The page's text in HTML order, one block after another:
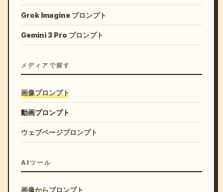
Grok Imagine プロンプト
Gemini 3 Pro プロンプト
メディアで探す
画像プロンプト
動画プロンプト
ウェブページプロンプト
AIツール
画像からプロンプト